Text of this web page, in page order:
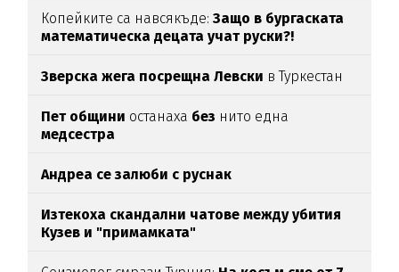
Копейките са навсякъде:Защо в бургаската
математическа децата учат руски?!
Зверска жега посрещна Левски в Туркестан
Пет общини останаха без нито една
медсестра
Андреа се залюби с руснак
Изтекоха скандални чатове между убития
Кузев и "примамката"